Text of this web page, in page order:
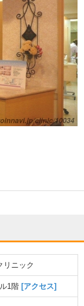
リニック
1階 [アクセス]